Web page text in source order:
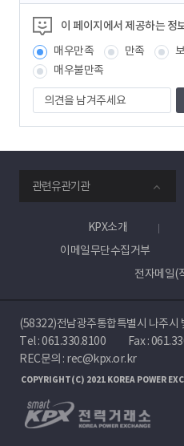
츠
정
보
책
임
자
이 페이지에서 제공하는 정
매우만족
만족
매우불만족
의
견
을
겨
주
세
요
관련유관기관
KPX소개
이메일무단수집거부
전자메일(
(58322)전남광주통합특별시 나주시
Tel :061.330.8100
Fax :
REC문의 : rec@kpx.or.kr
COPYRIGHT(C) 2021 KOREA POWER